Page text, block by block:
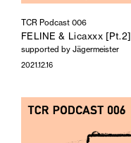
TCR Podcast 006
FELINE & Licaxxx [Pt.2]
supported by Jägermeister
2021.12.16